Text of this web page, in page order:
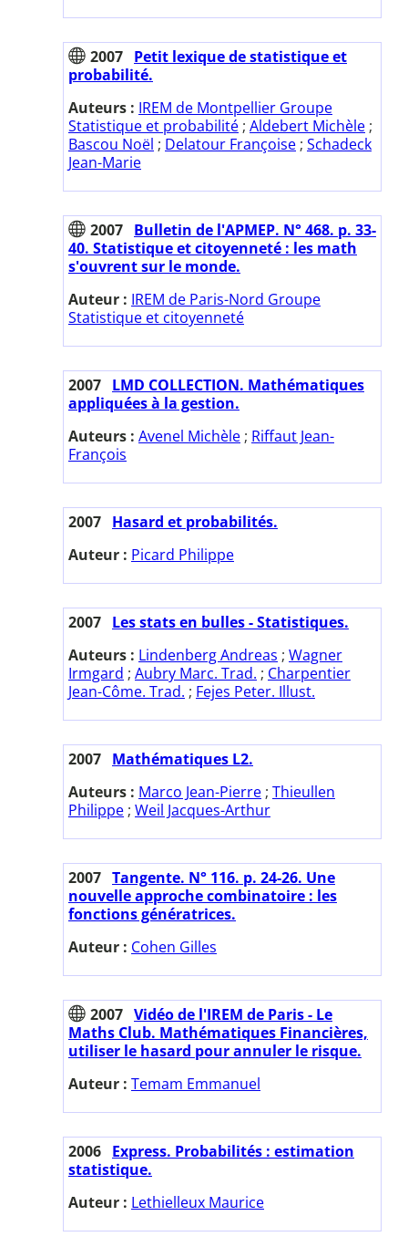
2007 Petit lexique de statistique et
probabilité.
Auteurs : IREM de Montpellier Groupe
Statistique et probabilité ; Aldebert Michèle ;
Bascou Noël ; Delatour Françoise ; Schadeck
Jean-Marie
2007 Bulletin de l'APMEP. N° 468. p. 33-
40. Statistique et citoyenneté : les math
s'ouvrent sur le monde.
Auteur : IREM de Paris-Nord Groupe
Statistique et citoyenneté
2007 LMD COLLECTION. Mathématiques
appliquées à la gestion.
Auteurs : Avenel Michèle ; Riffaut Jean-
François
2007 Hasard et probabilités.
Auteur : Picard Philippe
2007 Les stats en bulles - Statistiques.
Auteurs : Lindenberg Andreas ; Wagner
Irmgard ; Aubry Marc. Trad. ; Charpentier
Jean-Côme. Trad. ; Fejes Peter. Illust.
2007 Mathématiques L2.
Auteurs : Marco Jean-Pierre ; Thieullen
Philippe ; Weil Jacques-Arthur
2007 Tangente. N° 116. p. 24-26. Une
nouvelle approche combinatoire : les
fonctions génératrices.
Auteur : Cohen Gilles
2007 Vidéo de l'IREM de Paris - Le
Maths Club. Mathématiques Financières,
utiliser le hasard pour annuler le risque.
Auteur : Temam Emmanuel
2006 Express. Probabilités : estimation
statistique.
Auteur : Lethielleux Maurice